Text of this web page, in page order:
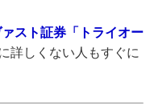
スト証券「トライオー
詳しくない人もすぐに